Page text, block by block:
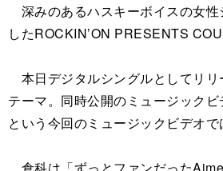
深みのあるハスキーボイスの女
したROCKIN’ON PRESENTS
本日デジタルシングルとしてリ
テーマ。同時公開のミュージック
という今回のミュージックビデオ
倉科は「ずっとファンだった